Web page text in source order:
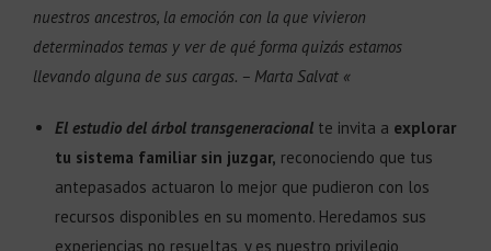
nuestros ancestros, la emoción con la que vivieron
determinados temas y ver de qué forma quizás estamos
llevando alguna de sus cargas. – Marta Salvat «
El estudio del árbol transgeneracional te invita a explorar
tu sistema familiar sin juzgar, reconociendo que tus
antepasados actuaron lo mejor que pudieron con los
recursos disponibles en su momento. Heredamos sus
experiencias no resueltas, y es nuestro privilegio